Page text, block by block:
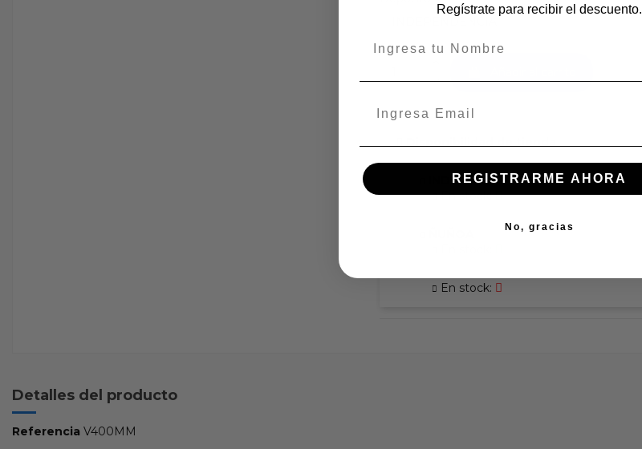
INDEPENDENCIA
En stock:
En stock:
Detalles del producto
Referencia V400MM
Regístrate para recibir el descuento.
REGISTRARME AHORA
No, gracias